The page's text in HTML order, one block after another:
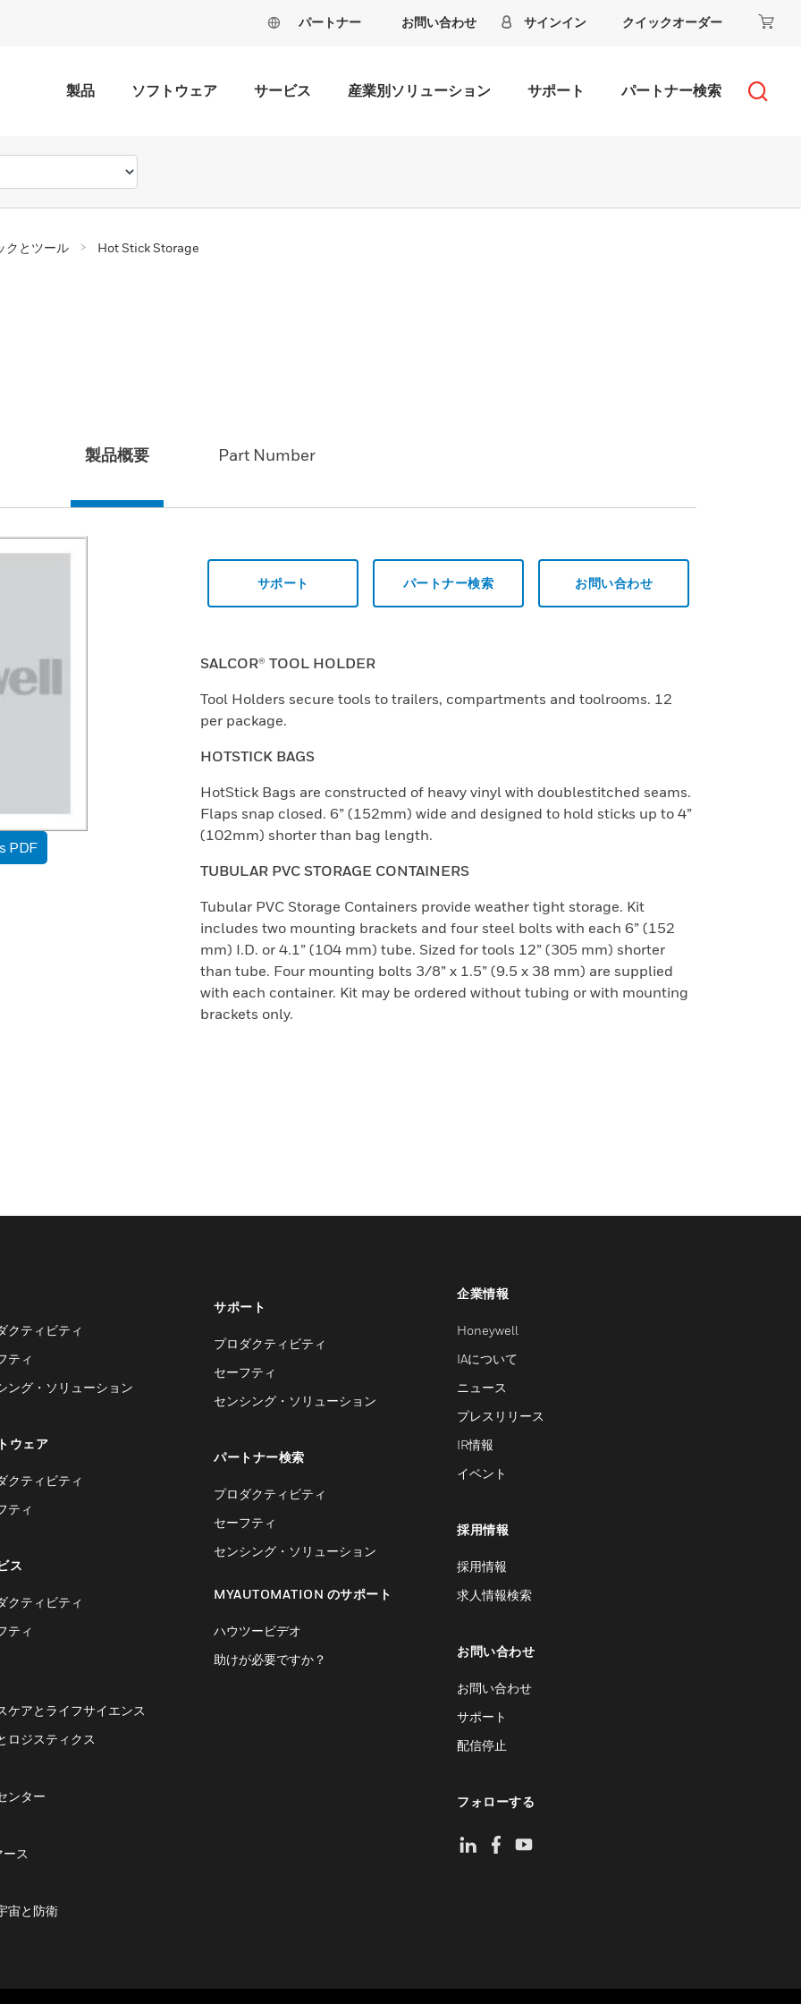
パートナー お問い合わせ サインイン クイックオーダー
製品 ソフトウェア サービス 産業別ソリューション サポート パートナー検索
クとツール Hot Stick Storage
製品概要 Part Number
PDF
サポート パートナー検索 お問い合わせ
SALCOR® TOOL HOLDER
Tool Holders secure tools to trailers, compartments and toolrooms. 12
per package.
HOTSTICK BAGS
HotStick Bags are constructed of heavy vinyl with doublestitched seams.
Flaps snap closed. 6” (152mm) wide and designed to hold sticks up to 4”
(102mm) shorter than bag length.
TUBULAR PVC STORAGE CONTAINERS
Tubular PVC Storage Containers provide weather tight storage. Kit
includes two mounting brackets and four steel bolts with each 6” (152
mm) I.D. or 4.1” (104 mm) tube. Sized for tools 12” (305 mm) shorter
than tube. Four mounting bolts 3/8” x 1.5” (9.5 x 38 mm) are supplied
with each container. Kit may be ordered without tubing or with mounting
brackets only.
クティビティ
ティ
ング・ソリューション
ウェア
クティビティ
ティ
ス
クティビティ
ティ
ケアとライフサイエンス
ロジスティクス
ンター
ース
宙と防衛
サポート
プロダクティビティ
セーフティ
センシング・ソリューション
パートナー検索
プロダクティビティ
セーフティ
センシング・ソリューション
MYAUTOMATION のサポート
ハウツービデオ
助けが必要ですか？
企業情報
Honeywell
IAについて
ニュース
プレスリリース
IR情報
イベント
採用情報
採用情報
求人情報検索
お問い合わせ
お問い合わせ
サポート
配信停止
フォローする